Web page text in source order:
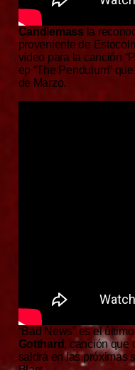
Candlemass la
proveniente de
vídeo para la canción
ep “The Pendulum”
de Marzo.
“Bad News” es el
Gotthard, canción que
saldrá en las próximas